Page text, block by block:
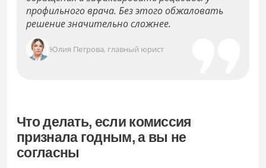
профильного врача. Без этого обжаловать
решение значительно сложнее.
Юлия Петрова, главный юрист
Что делать, если комиссия
признала годным, а вы не
согласны